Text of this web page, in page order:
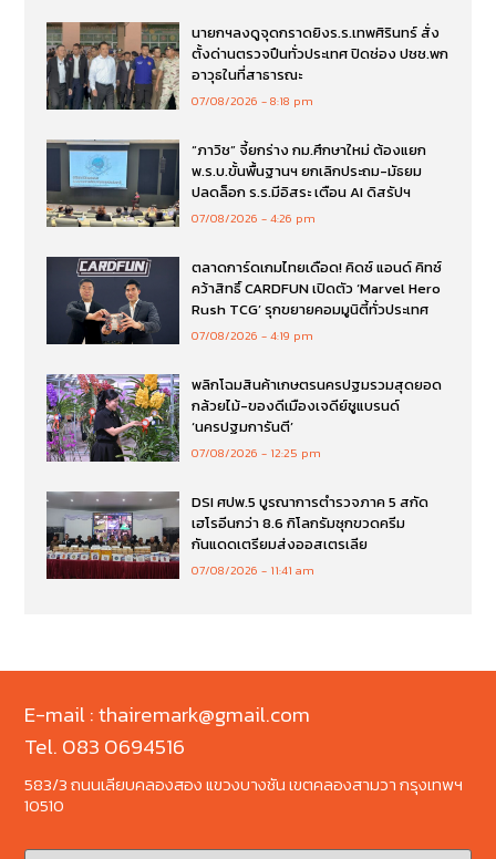
นายกฯลงดูจุดกราดยิงร.ร.เทพศิรินทร์ สั่ง
ตั้งด่านตรวจปืนทั่วประเทศ ปิดช่อง ปชช.พก
อาวุธในที่สาธารณะ
07/08/2026 8:18 pm
“ภาวิช” จี้ยกร่าง กม.ศึกษาใหม่ ต้องแยก
พ.ร.บ.ขั้นพื้นฐานฯ ยกเลิกประถม-มัธยม
ปลดล็อก ร.ร.มีอิสระ เตือน AI ดิสรัปฯ
07/08/2026 4:26 pm
ตลาดการ์ดเกมไทยเดือด! คิดซ์ แอนด์ คิทซ์
คว้าสิทธิ์ CARDFUN เปิดตัว ‘Marvel Hero
Rush TCG’ รุกขยายคอมมูนิตี้ทั่วประเทศ
07/08/2026 4:19 pm
พลิกโฉมสินค้าเกษตรนครปฐมรวมสุดยอด
กล้วยไม้-ของดีเมืองเจดีย์ชูแบรนด์
‘นครปฐมการันตี’
07/08/2026 12:25 pm
DSI ศปพ.5 บูรณาการตำรวจภาค 5 สกัด
เฮโรอีนกว่า 8.6 กิโลกรัมซุกขวดครีม
กันแดดเตรียมส่งออสเตรเลีย
07/08/2026 11:41 am
E-mail : thairemark@gmail.com
Tel. 083 0694516
583/3 ถนนเลียบคลองสอง แขวงบางชัน เขตคลองสามวา กรุงเทพฯ
10510